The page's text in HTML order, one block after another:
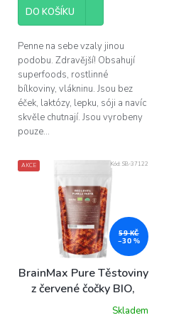
DO KOŠÍKU
Penne na sebe vzaly jinou
podobu. Zdravější! Obsahují
superfoods, rostlinné
bílkoviny, vlákninu. Jsou bez
éček, laktózy, lepku, sóji a navíc
skvěle chutnají. Jsou vyrobeny
pouze...
AKCE
59 KČ
–30 %
BrainMax Pure Těstoviny
z červené čočky BIO,
spirály, 250 gSkladem
Kód: SB-37122